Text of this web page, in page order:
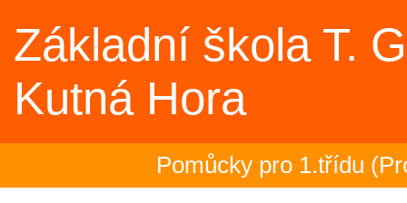
Základní škola T.
Kutná Hora
Pomůcky pro 1.třídu